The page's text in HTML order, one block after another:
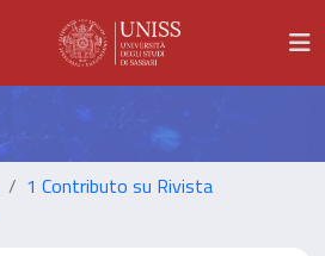
1 Contributo su Rivista